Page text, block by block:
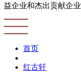
益企业和杰出贡献企业
首页
红古轩